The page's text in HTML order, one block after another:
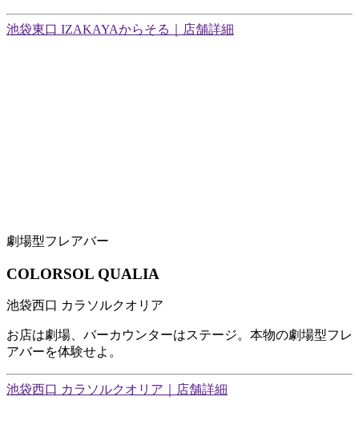
池袋東口 IZAKAYAからそる｜店舗詳細
劇場型フレアバー
COLORSOL QUALIA
池袋西口 カラソルクオリア
お店は劇場、バーカウンターはステージ。本物の劇場型フレ
アバーを体験せよ。
池袋西口 カラソルクオリア｜店舗詳細